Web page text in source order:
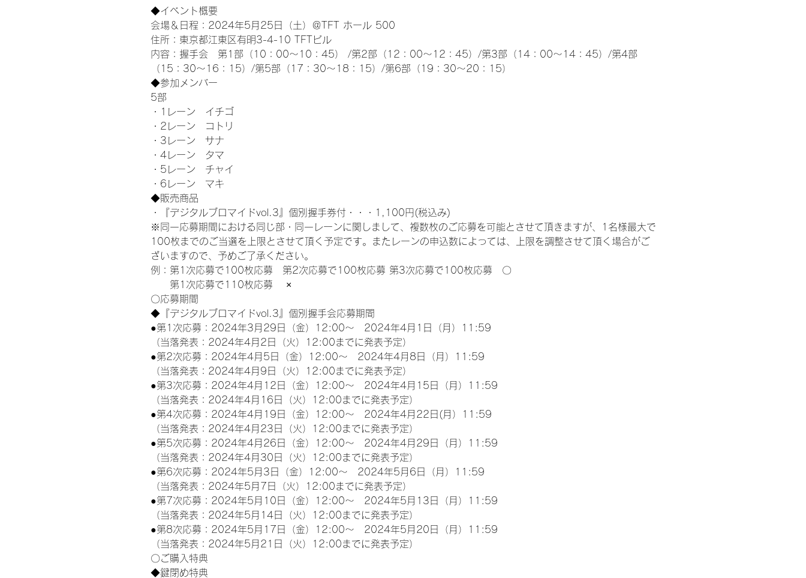
◆イベント概要
会場＆日程：2024年5月25日（土）＠TFT ホール 500
住所：東京都江東区有明3-4-10 TFTビル
内容：握手会　第1部（10：00～10：45） /第2部（12：00～12：45）/第3部（14：00～14：45）/第4部
（15：30～16：15）/第5部（17：30～18：15）/第6部（19：30～20：15）
◆参加メンバー
5部
・1レーン　イチゴ
・2レーン　コトリ
・3レーン　サナ
・4レーン　タマ
・5レーン　チャイ
・6レーン　マキ
◆販売商品
・『デジタルブロマイドvol.3』個別握手券付・・・1,100円(税込み)
※同一応募期間における同じ部・同一レーンに関しまして、複数枚のご応募を可能とさせて頂きますが、1名様最大で
100枚までのご当選を上限とさせて頂く予定です。またレーンの申込数によっては、上限を調整させて頂く場合がご
ざいますので、予めご了承ください。
例：第1次応募で100枚応募　第2次応募で100枚応募 第3次応募で100枚応募　〇
第1次応募で110枚応募　 ×
〇応募期間
◆『デジタルブロマイドvol.3』個別握手会応募期間
●第1次応募：2024年3月29日（金）12:00～　2024年4月1日（月）11:59
（当落発表：2024年4月2日（火）12:00までに発表予定）
●第2次応募：2024年4月5日（金）12:00～　2024年4月8日（月）11:59
（当落発表：2024年4月9日（火）12:00までに発表予定）
●第3次応募：2024年4月12日（金）12:00～　2024年4月15日（月）11:59
（当落発表：2024年4月16日（火）12:00までに発表予定）
●第4次応募：2024年4月19日（金）12:00～　2024年4月22日(月）11:59
（当落発表：2024年4月23日（火）12:00までに発表予定）
●第5次応募：2024年4月26日（金）12:00～　2024年4月29日（月）11:59
（当落発表：2024年4月30日（火）12:00までに発表予定）
●第6次応募：2024年5月3日（金）12:00～　2024年5月6日（月）11:59
（当落発表：2024年5月7日（火）12:00までに発表予定）
●第7次応募：2024年5月10日（金）12:00～　2024年5月13日（月）11:59
（当落発表：2024年5月14日（火）12:00までに発表予定）
●第8次応募：2024年5月17日（金）12:00～　2024年5月20日（月）11:59
（当落発表：2024年5月21日（火）12:00までに発表予定）
〇ご購入特典
◆鍵閉め特典